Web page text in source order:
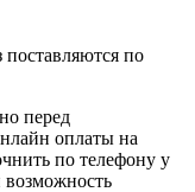
поставляются по
перед
оплаты на
по телефону у
возможность